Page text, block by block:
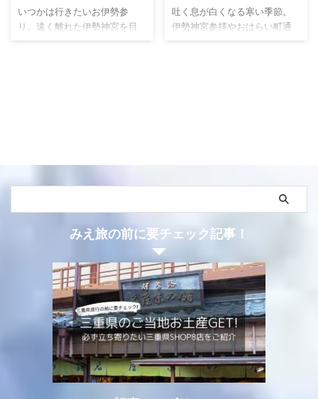
でたどり着く、勢乃國屋さん
の名物餅「神代餅（かみよも
産処の岩戸屋さんが製造販売
する岩戸餅をご紹介します。
ち着くもてなしの名物
餅
いつかは行きたいお伊勢参
り。遠く離れた伊勢神宮を目
指す旅人たちと縁ある、三重
お餅をいただくと、ただ食べ
さを体験できますよ。 こんな
人におすすめ お餅が好き、特
にきなこ餅 ...
いただける幸せ。冬季
限定。
吐く息が白くなる寒い季節。
伊勢神宮参拝やおはらい町通
りにおかげ横丁散策へ出かけ
響もあり、伊勢にお越しにな
ただけるように、そんな思い
が詰まった特別な商品。 今回
はお持ち帰り ...
みえ旅の前に要チェック記事！